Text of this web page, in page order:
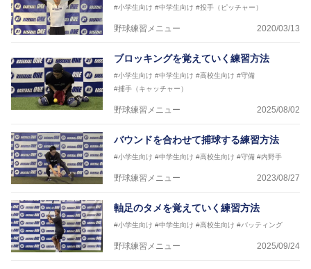
#小学生向け #中学生向け #投手（ピッチャー）
野球練習メニュー 2020/03/13
ブロッキングを覚えていく練習方法
#小学生向け #中学生向け #高校生向け #守備
#捕手（キャッチャー）
野球練習メニュー 2025/08/02
バウンドを合わせて捕球する練習方法
#小学生向け #中学生向け #高校生向け #守備 #内野手
野球練習メニュー 2023/08/27
軸足のタメを覚えていく練習方法
#小学生向け #中学生向け #高校生向け #バッティング
野球練習メニュー 2025/09/24